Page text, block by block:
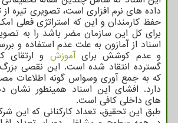
داده های نرم افزاری است، تصویری تیره از
حفظ کارمندان و این که استراتژی فعلی
برای کل این سازمان مضر باشد را به
اسناد از آمازون به علت عدم استفاده و
و عدم کوشش برایآموزش و ارتقای
گسترده انتقاد شده است. این نقصی
که به جمع آوری وسواس گونه اطلاعات
دارد. افشای این اسناد همینطور نشان
های داخلی کافی است.
طبق این تحقیق، تعداد کارکنانی که این